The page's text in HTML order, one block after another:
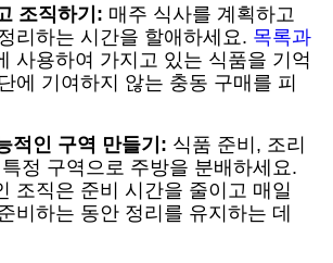
조직하기: 매주 식사를 계획하고
리하는 시간을 할애하세요. 목록과
사용하여 가지고 있는 식품을 기억
에 기여하지 않는 충동 구매를 피
적인 구역 만들기: 식품 준비, 조리
정 구역으로 주방을 분배하세요.
조직은 준비 시간을 줄이고 매일
비하는 동안 정리를 유지하는 데